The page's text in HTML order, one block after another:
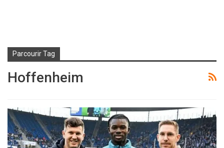
Parcourir Tag
Hoffenheim